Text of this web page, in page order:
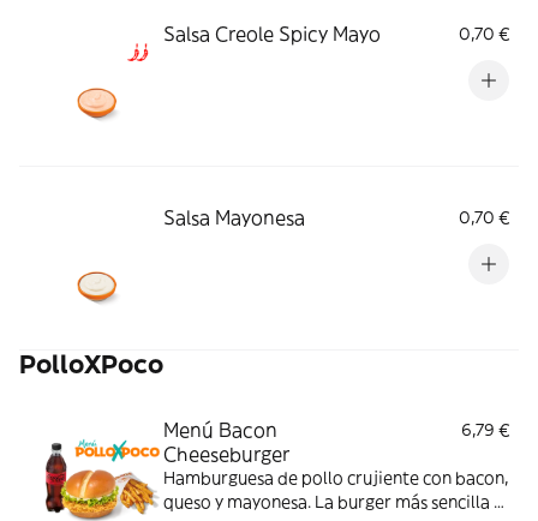
Salsa Creole Spicy Mayo 0,70 €
Salsa Mayonesa 0,70 €
PolloXPoco
Menú Bacon
Cheeseburger
6,79 €
Hamburguesa de pollo crujiente con bacon,
queso y mayonesa. La burger más sencilla y